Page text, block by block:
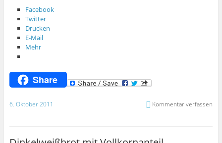
Facebook
Twitter
Drucken
E-Mail
Mehr
Share
6. Oktober 2011 Kommentar verfassen